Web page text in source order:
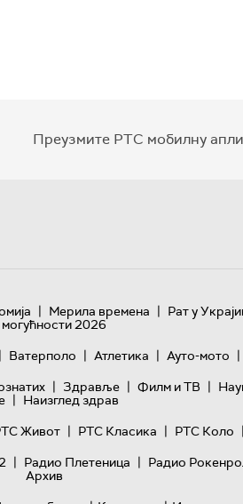
Преузмите РТС мобилну
| Мерила времена | Рат у
2026
| Ватерполо | Атлетика | Ауто-мото |
| Здравље | Филм и ТВ |
| Наизглед здрав
Живот | РТС Класика | РТС Коло |
| Радио Плетеница | Радио
Архив